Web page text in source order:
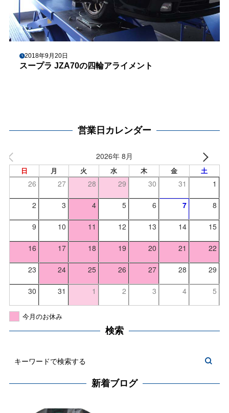
2018年9月20日
スープラ JZA70の四輪アライメント
営業日カレンダー
2026年 8月
日 月 火 水 木 金 土
26 27 28 29 30 31 1
2 3 4 5 6 7 8
9 10 11 12 13 14 15
16 17 18 19 20 21 22
23 24 25 26 27 28 29
30 31 1 2 3 4 5
今月のお休み
検索
新着ブログ